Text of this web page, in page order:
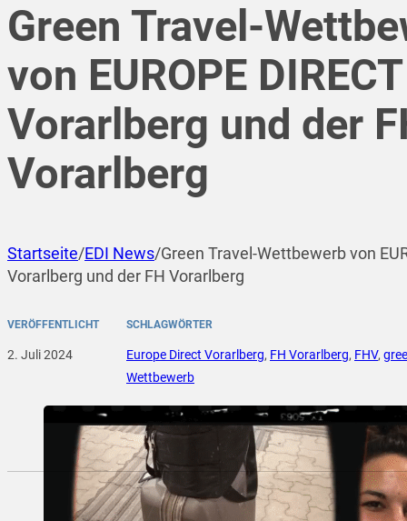
Green Travel-
von EUROPE DIRECT
Vorarlberg und der
Vorarlberg
Startseite/EDI News/Green Travel-Wettbewerb von
Vorarlberg und der FH Vorarlberg
VERÖFFENTLICHT
2. Juli 2024
SCHLAGWÖRTER
Europe Direct Vorarlberg, FH Vorarlberg, FHV,
Wettbewerb